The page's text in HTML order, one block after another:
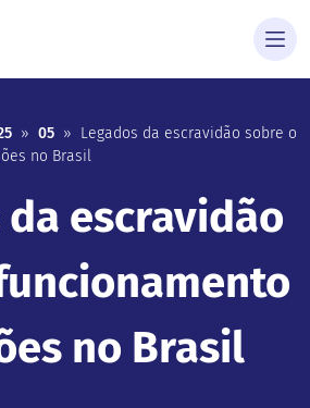
» 05 » Legados da escravidão sobre o
no Brasil
da escravidão
no Brasil